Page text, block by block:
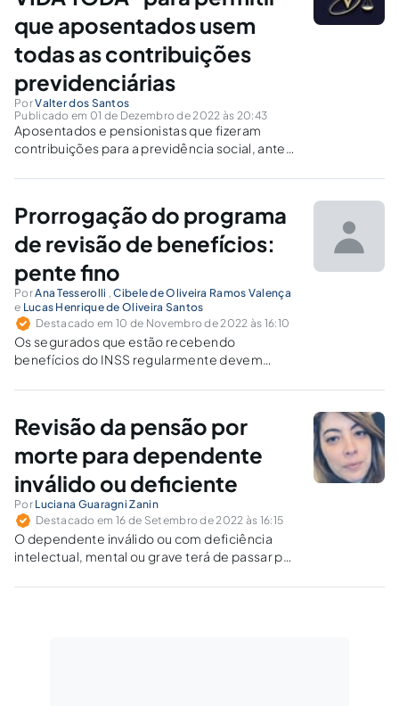
que aposentados usem
todas as contribuições
previdenciárias
PorValter dos Santos
Publicado em 01 de Dezembro de 2022 às 20:43
Aposentados e pensionistas que fizeram
contribuições para a previdência social, antes
atrasados, respeitada a prescrição de 5 anos,
benefício
Prorrogação do programa
de revisão de benefícios:
pente fino
PorAna Tesserolli ,Cibele de Oliveira Ramos Valença
e Lucas Henrique de Oliveira Santos
Destacado em 10 de Novembro de 2022 às 16:10
Os segurados que estão recebendo
benefícios do INSS regularmente devem
demonstram a legalidade do pagamento para
Revisão da pensão por
morte para dependente
inválido ou deficiente
Por Luciana Guaragni Zanin
Destacado em 16 de Setembro de 2022 às 16:15
O dependente inválido ou com deficiência
intelectual, mental ou grave terá de passar por
que seja avaliada a não utilização do redutor do